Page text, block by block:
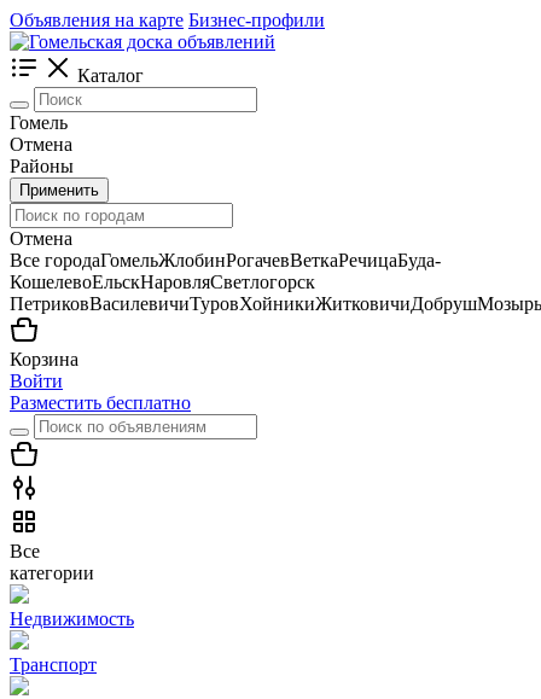
Объявления на карте Бизнес-профили
Каталог
Гомель
Отмена
Районы
Применить
Отмена
Все городаГомельЖлобинРогачевВеткаРечицаБуда-
КошелевоЕльскНаровляСветлогорск
ПетриковВасилевичиТуровХойникиЖитковичиДобрушМозырь
Корзина
Войти
Разместить бесплатно
Все
категории
Недвижимость
Транспорт